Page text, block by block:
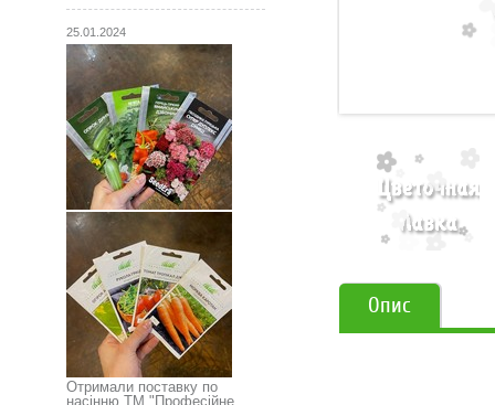
25.01.2024
Отримали поставку по
насінню ТМ "Професійне
Опис